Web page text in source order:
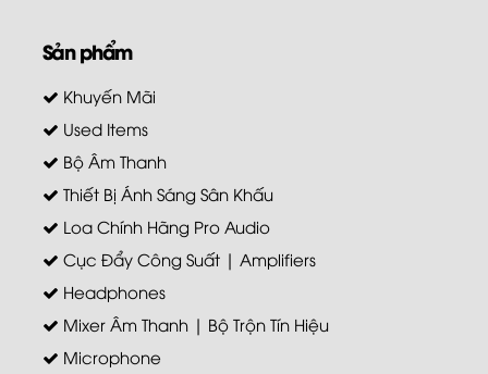
Sản phẩm
Khuyến Mãi
Used Items
Bộ Âm Thanh
Thiết Bị Ánh Sáng Sân Khấu
Loa Chính Hãng Pro Audio
Cục Đẩy Công Suất | Amplifiers
Headphones
Mixer Âm Thanh | Bộ Trộn Tín Hiệu
Microphone